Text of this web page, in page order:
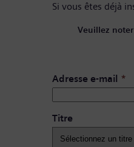
Si vous êtes déjà
Veuillez
Adresse e-mail *
Titre